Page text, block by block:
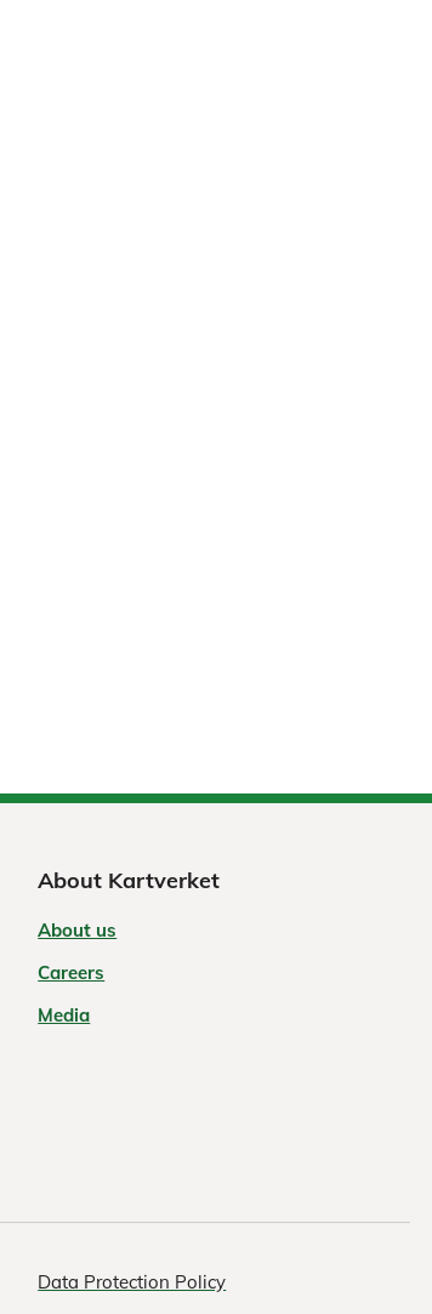
About Kartverket
About us
Careers
Media
Data Protection Policy